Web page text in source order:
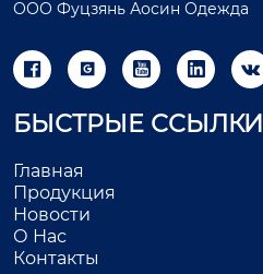
ООО Фуцзянь Аосин Одежда
    
БЫСТРЫЕ ССЫЛКИ
Главная
Продукция
Новости
О Нас
Контакты